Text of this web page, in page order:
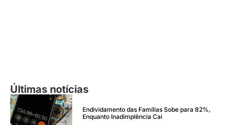
Últimas notícias
Endividamento das Famílias Sobe para 82%,
Enquanto Inadimplência Cai